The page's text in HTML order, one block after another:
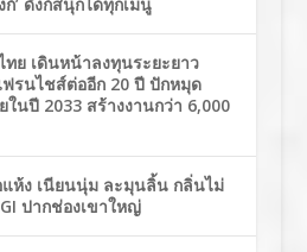
ย เดินหน้าลงทุนระยะยาว
รนไชส์ต่ออีก 20 ปี ปักหมุด
นปี 2033 สร้างงานกว่า 6,000
ห้ง เนียนนุ่ม ละมุนลิ้น กลิ่นไม่
ปากช่องเขาใหญ่